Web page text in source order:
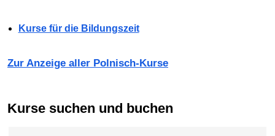
Kurse für die Bildungszeit
Zur Anzeige aller Polnisch-Kurse
Kurse suchen und buchen